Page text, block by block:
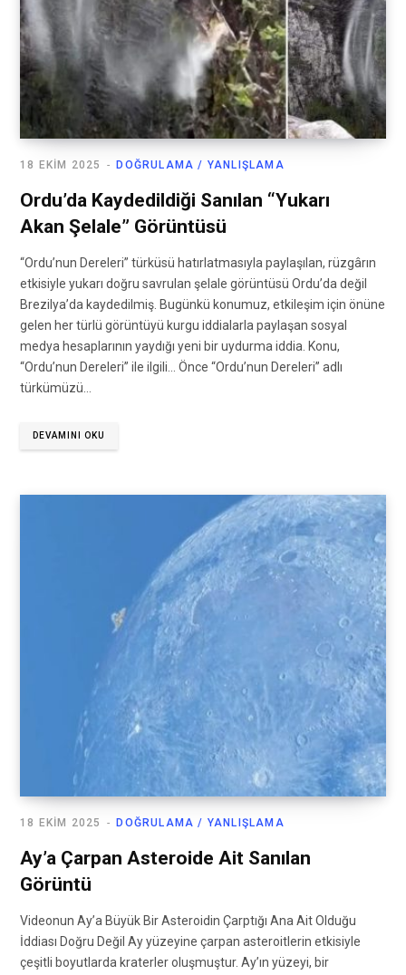
DOĞRULAMA / YANLIŞLAMA
18 EKIM 2025
Ordu’da Kaydedildiği Sanılan “Yukarı
Akan Şelale” Görüntüsü
“Ordu’nun Dereleri” türküsü hatırlatmasıyla paylaşılan, rüzgârın
etkisiyle yukarı doğru savrulan şelale görüntüsü Ordu’da değil
Brezilya’da kaydedilmiş. Bugünkü konumuz, etkileşim için önüne
gelen her türlü görüntüyü kurgu iddialarla paylaşan sosyal
medya hesaplarının yaydığı yeni bir uydurma iddia. Konu,
“Ordu’nun Dereleri” ile ilgili… Önce “Ordu’nun Dereleri” adlı
türkümüzü…
DEVAMINI OKU
DOĞRULAMA / YANLIŞLAMA
18 EKIM 2025
Ay’a Çarpan Asteroide Ait Sanılan
Görüntü
Videonun Ay’a Büyük Bir Asteroidin Çarptığı Ana Ait Olduğu
İddiası Doğru Değil Ay yüzeyine çarpan asteroitlerin etkisiyle
çeşitli boyutlarda kraterler oluşmuştur. Ay’ın yüzeyi, bir